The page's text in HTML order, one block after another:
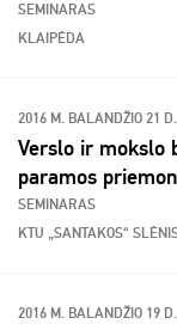
SEMINARAS
KLAIPĖDA
2016 M. BALANDŽIO 21
Verslo ir mokslo
paramos
SEMINARAS
KTU „SANTAKOS“
2016 M. BALANDŽIO 19